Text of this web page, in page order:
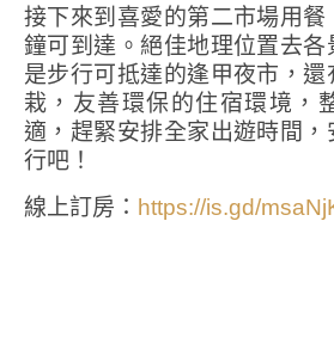
接下來到喜愛的第二市場用
鐘可到達。絕佳地理位置去
是步行可抵達的逢甲夜市，
栽，友善環保的住宿環境，
適，趕緊安排全家出遊時間
行吧！
線上訂房： https://is.gd/